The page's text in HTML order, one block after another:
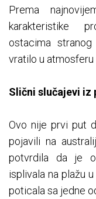
Prema
karakteristike
ostacima
vratilo u atmosferu
Slični slučajevi iz
Ovo nije prvi put
pojavili na
potvrdila da je
isplivala na plažu
poticala sa jedne